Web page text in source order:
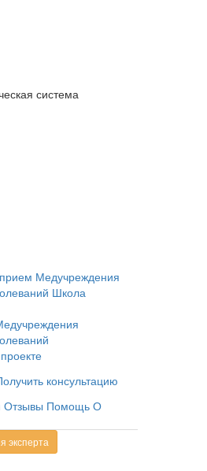
система
Медучреждения
Школа
консультацию
Отзывы Помощь О
эксперта